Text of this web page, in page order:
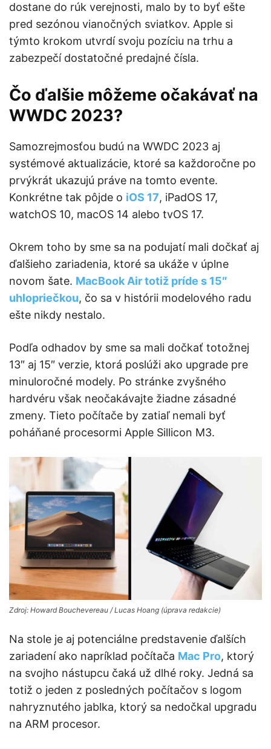
dostane do rúk verejnosti, malo by to byť ešte
pred sezónou vianočných sviatkov. Apple si
týmto krokom utvrdí svoju pozíciu na trhu a
zabezpečí dostatočné predajné čísla.
Čo ďalšie môžeme očakávať na
WWDC 2023?
Samozrejmosťou budú na WWDC 2023 aj
systémové aktualizácie, ktoré sa každoročne po
prvýkrát ukazujú práve na tomto evente.
Konkrétne tak pôjde o iOS 17, iPadOS 17,
watchOS 10, macOS 14 alebo tvOS 17.
Okrem toho by sme sa na podujatí mali dočkať aj
ďalšieho zariadenia, ktoré sa ukáže v úplne
novom šate. MacBook Air totiž príde s 15″
uhlopriečkou, čo sa v histórii modelového radu
ešte nikdy nestalo.
Podľa odhadov by sme sa mali dočkať totožnej
13″ aj 15″ verzie, ktorá poslúži ako upgrade pre
minuloročné modely. Po stránke zvyšného
hardvéru však neočakávajte žiadne zásadné
zmeny. Tieto počítače by zatiaľ nemali byť
poháňané procesormi Apple Sillicon M3.
Zdroj: Howard Bouchevereau / Lucas Hoang (úprava redakcie)
Na stole je aj potenciálne predstavenie ďalších
zariadení ako napríklad počítača Mac Pro, ktorý
na svojho nástupcu čaká už dlhé roky. Jedná sa
totiž o jeden z posledných počítačov s logom
nahryznutého jablka, ktorý sa nedočkal upgradu
na ARM procesor.